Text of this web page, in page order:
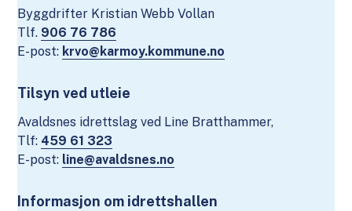
Byggdrifter Kristian Webb Vollan
Tlf. 906 76 786
E-post: krvo@karmoy.kommune.no
Tilsyn ved utleie
Avaldsnes idrettslag ved Line Bratthammer,
Tlf: 459 61 323
E-post: line@avaldsnes.no
Informasjon om idrettshallen